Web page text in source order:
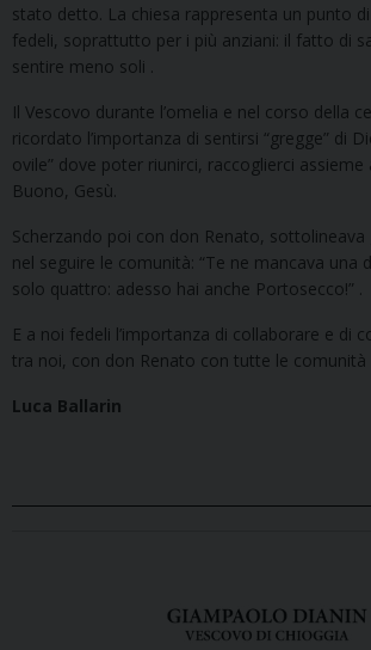
stato detto. La chiesa rappresenta un punto
fedeli, soprattutto per i più anziani: il fatto di
sentire meno soli .
Il Vescovo durante l’omelia e nel corso della
ricordato l’importanza di sentirsi “gregge” di
ovile” dove poter riunirci, raccoglierci assieme
Buono, Gesù.
Scherzando poi con don Renato, sottolineava
nel seguire le comunità: “Te ne mancava una
solo quattro: adesso hai anche Portosecco!” .
E a noi fedeli l’importanza di collaborare e di
tra noi, con don Renato con tutte le comunità
Luca Ballarin